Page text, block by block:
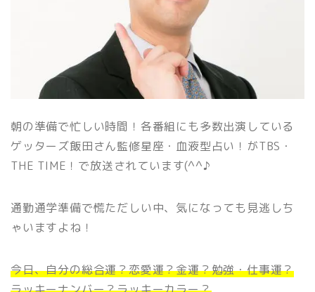
朝の準備で忙しい時間！各番組にも多数出演している
ゲッターズ飯田さん監修星座・血液型占い！がTBS・
THE TIME！で放送されています(^^♪
通勤通学準備で慌ただしい中、気になっても見逃しち
ゃいますよね！
今日、自分の総合運？恋愛運？金運？勉強・仕事運？